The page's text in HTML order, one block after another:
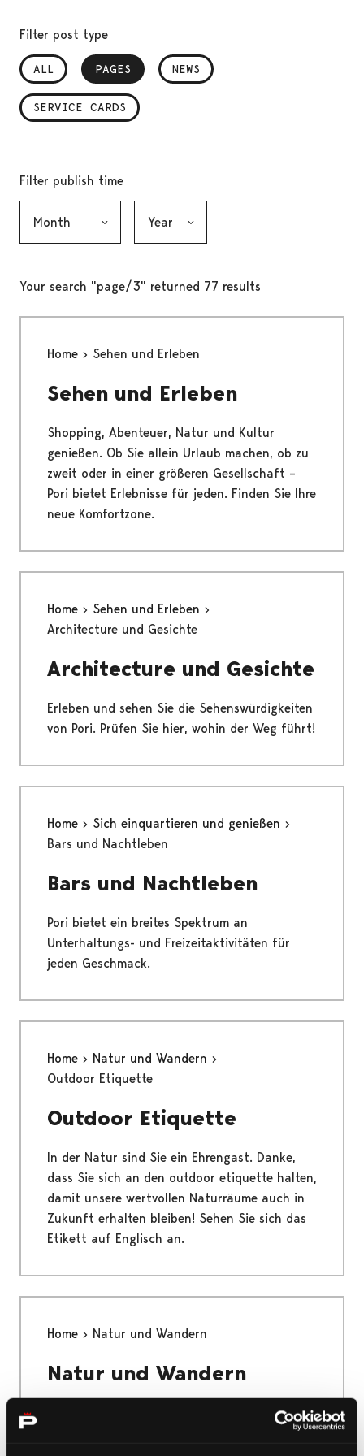
Filter post type
ALL PAGES
, SELECTED NEWS
SERVICE CARDS
Filter publish time
Your search "page/3" returned 77 results
Home Sehen und Erleben
Sehen und Erleben
Shopping, Abenteuer, Natur und Kultur
genießen. Ob Sie allein Urlaub machen, ob zu
zweit oder in einer größeren Gesellschaft –
Pori bietet Erlebnisse für jeden. Finden Sie Ihre
neue Komfortzone.
Home
Sehen und Erleben
Architecture und Gesichte
Architecture und Gesichte
Erleben und sehen Sie die Sehenswürdigkeiten
von Pori. Prüfen Sie hier, wohin der Weg führt!
Home
Sich einquartieren und genießen
Bars und Nachtleben
Bars und Nachtleben
Pori bietet ein breites Spektrum an
Unterhaltungs- und Freizeitaktivitäten für
jeden Geschmack.
Home
Natur und Wandern
Outdoor Etiquette
Outdoor Etiquette
In der Natur sind Sie ein Ehrengast. Danke,
dass Sie sich an den outdoor etiquette halten,
damit unsere wertvollen Naturräume auch in
Zukunft erhalten bleiben! Sehen Sie sich das
Etikett auf Englisch an.
Home Natur und Wandern
Natur und Wandern
Das einzigartige Yyteri, der Nationalpark
Bottnisches Meer, die größte Flussmündung